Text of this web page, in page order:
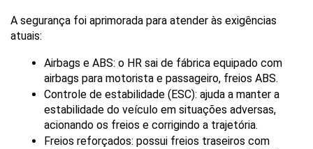
A segurança foi aprimorada para atender às exigências
atuais:
Airbags e ABS: o HR sai de fábrica equipado com
airbags para motorista e passageiro, freios ABS.
Controle de estabilidade (ESC): ajuda a manter a
estabilidade do veículo em situações adversas,
acionando os freios e corrigindo a trajetória.
Freios reforçados: possui freios traseiros com